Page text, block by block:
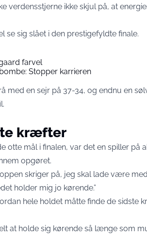
verdensstjerne ikke skjul på, at
se sig slået i den prestigefyldte finale.
farvel
Stopper karrieren
med en sejr på 37-34, og endnu en
kræfter
otte mål i finalen, var det en spiller på
opgøret.
skriger på, jeg skal lade være
holder mig jo kørende.”
hele holdet måtte finde de sidste
at holde sig kørende så længe som